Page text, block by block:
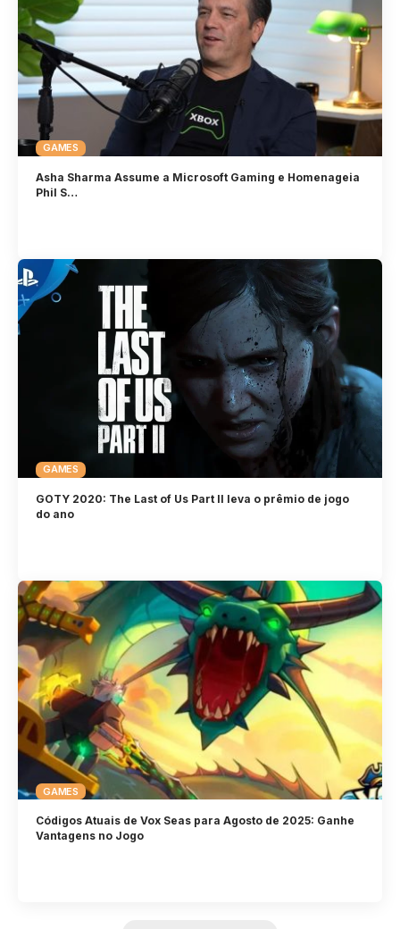
GAMES
Asha Sharma Assume a Microsoft Gaming e Homenageia
Phil S…
GAMES
GOTY 2020: The Last of Us Part II leva o prêmio de jogo
do ano
GAMES
Códigos Atuais de Vox Seas para Agosto de 2025: Ganhe
Vantagens no Jogo